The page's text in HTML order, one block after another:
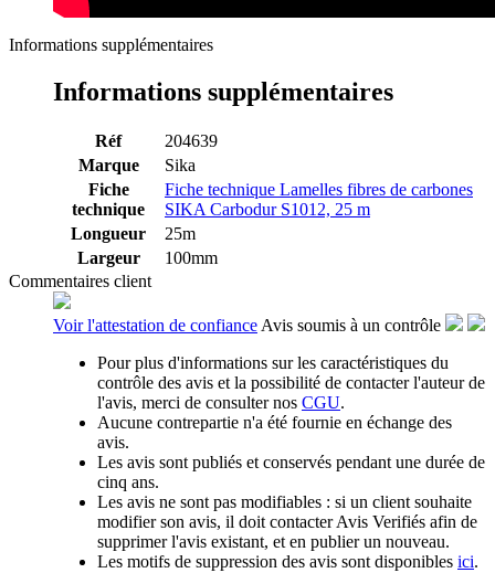
Informations supplémentaires
Informations supplémentaires
Réf
204639
Marque
Sika
Fiche
technique
Fiche technique Lamelles fibres de carbones
SIKA Carbodur S1012, 25 m
Longueur
25m
Largeur
100mm
Commentaires client
Voir l'attestation de confianceAvis soumis à un contrôle
Pour plus d'informations sur les caractéristiques du
contrôle des avis et la possibilité de contacter l'auteur de
l'avis, merci de consulter nos CGU.
Aucune contrepartie n'a été fournie en échange des
avis.
Les avis sont publiés et conservés pendant une durée de
cinq ans.
Les avis ne sont pas modifiables : si un client souhaite
modifier son avis, il doit contacter Avis Verifiés afin de
supprimer l'avis existant, et en publier un nouveau.
Les motifs de suppression des avis sont disponibles ici.